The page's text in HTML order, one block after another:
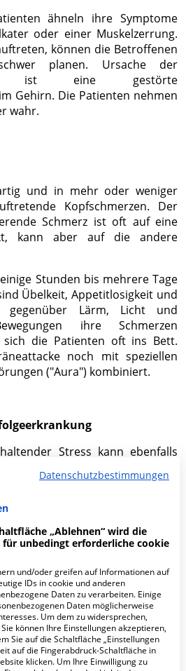
ähneln ihre Symptome
oder einer Muskelzerrung.
können die Betroffenen
planen. Ursache der
ist eine gestörte
Gehirn. Die Patienten nehmen
wahr.
und in mehr oder weniger
Kopfschmerzen. Der
Schmerz ist oft auf eine
kann aber auf die andere
Stunden bis mehrere Tage
Übelkeit, Appetitlosigkeit und
gegenüber Lärm, Licht und
ihre Schmerzen
sich die Patienten oft ins Bett.
noch mit speziellen
("Aura") kombiniert.
Stress kann ebenfalls
oder Gelenkschmerzen,
und Schlafproblemen auf. Die
wegen ihrer heftigen
subjektiv ist und sich
messen lässt, spielt die
eine besonders große Rolle.
Datenschutzbestimmungen
„Ablehnen“ wird die
unbedingt erforderliche cookie
und/oder greifen auf Informationen auf
IDs in cookie und anderen
Daten zu verarbeiten. Einige
Daten möglicherweise
Um dem zu widersprechen,
können Ihre Einstellungen akzeptieren,
Sie auf die Schaltfläche „Einstellungen
auf die Fingerabdruck-Schaltfläche in
klicken. Um Ihre Einwilligung zu